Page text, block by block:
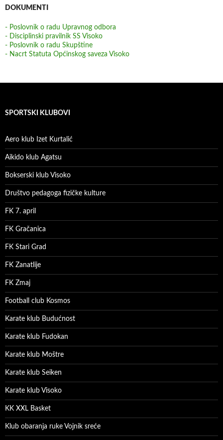
DOKUMENTI
- Poslovnik o radu Upravnog odbora
- Disciplinski pravilnik SS Visoko
- Poslovnik o radu Skupštine
- Nacrt Statuta Općinskog saveza Visoko
SPORTSKI KLUBOVI
Aero klub Izet Kurtalić
Aikido klub Agatsu
Bokserski klub Visoko
Društvo pedagoga fizičke kulture
FK 7. april
FK Gračanica
FK Stari Grad
FK Zanatlije
FK Zmaj
Football club Kosmos
Karate klub Budućnost
Karate klub Fudokan
Karate klub Moštre
Karate klub Seiken
Karate klub Visoko
KK XXL Basket
Klub obaranja ruke Vojnik sreće